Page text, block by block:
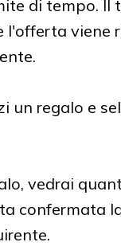
di tempo. Il
viene
regalo e
vedrai
confermata